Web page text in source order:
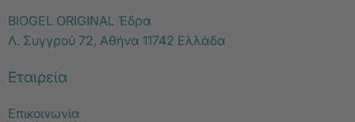
BIOGEL ORIGINAL Έδρα
Λ. Συγγρού 72, Αθήνα 11742 Ελλάδα
Εταιρεία
Επικοινωνία